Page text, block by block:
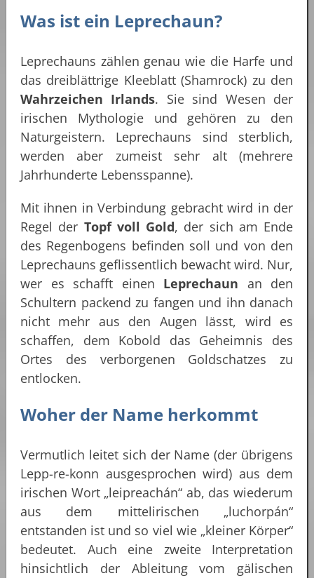
Was ist ein Leprechaun?
Leprechauns zählen genau wie die Harfe und
das dreiblättrige Kleeblatt (Shamrock) zu den
Wahrzeichen Irlands. Sie sind Wesen der
irischen Mythologie und gehören zu den
Naturgeistern. Leprechauns sind sterblich,
werden aber zumeist sehr alt (mehrere
Jahrhunderte Lebensspanne).
Mit ihnen in Verbindung gebracht wird in der
Regel der Topf voll Gold, der sich am Ende
des Regenbogens befinden soll und von den
Leprechauns geflissentlich bewacht wird. Nur,
wer es schafft einen Leprechaun an den
Schultern packend zu fangen und ihn danach
nicht mehr aus den Augen lässt, wird es
schaffen, dem Kobold das Geheimnis des
Ortes des verborgenen Goldschatzes zu
entlocken.
Woher der Name herkommt
Vermutlich leitet sich der Name (der übrigens
Lepp-re-konn ausgesprochen wird) aus dem
irischen Wort „leipreachán“ ab, das wiederum
aus dem mittelirischen „luchorpán“
entstanden ist und so viel wie „kleiner Körper“
bedeutet. Auch eine zweite Interpretation
hinsichtlich der Ableitung vom gälischen